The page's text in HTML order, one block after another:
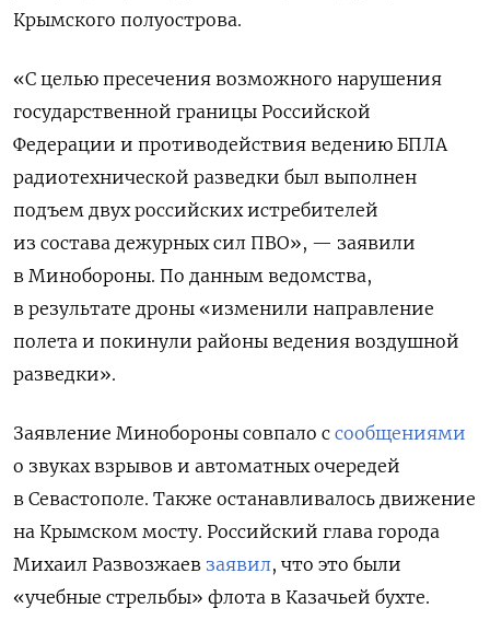
Крымского полуострова.
«С целью пресечения возможного нарушения
государственной границы Российской
Федерации и противодействия ведению БПЛА
радиотехнической разведки был выполнен
подъем двух российских истребителей
из состава дежурных сил ПВО», — заявили
в Минобороны. По данным ведомства,
в результате дроны «изменили направление
полета и покинули районы ведения воздушной
разведки».
Заявление Минобороны совпало с сообщениями
о звуках взрывов и автоматных очередей
в Севастополе. Также останавливалось движение
на Крымском мосту. Российский глава города
Михаил Развозжаев заявил, что это были
«учебные стрельбы» флота в Казачьей бухте.